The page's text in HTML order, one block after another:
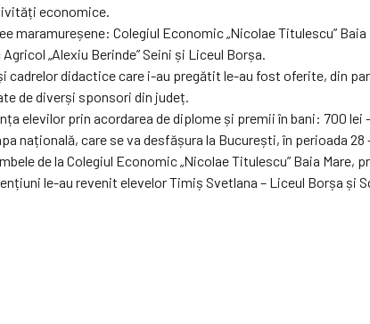
economice.
maramureșene: Colegiul Economic „Nicolae Titulescu”
„Alexiu Berinde” Seini și Liceul Borșa.
didactice care i-au pregătit le-au fost oferite, din
de diverși sponsori din județ.
elevilor prin acordarea de diplome și premii în bani: 700
națională, care se va desfășura la București, în perioada
de la Colegiul Economic „Nicolae Titulescu” Baia
le-au revenit elevelor Timiș Svetlana – Liceul Borșa și